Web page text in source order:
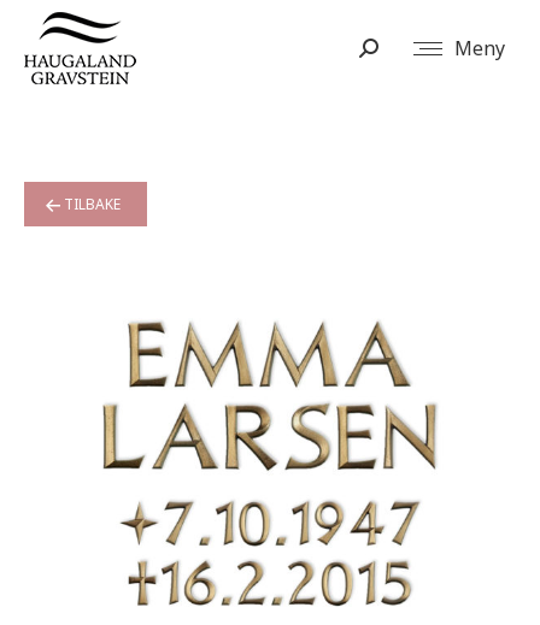
Meny
Search:
TILBAKE